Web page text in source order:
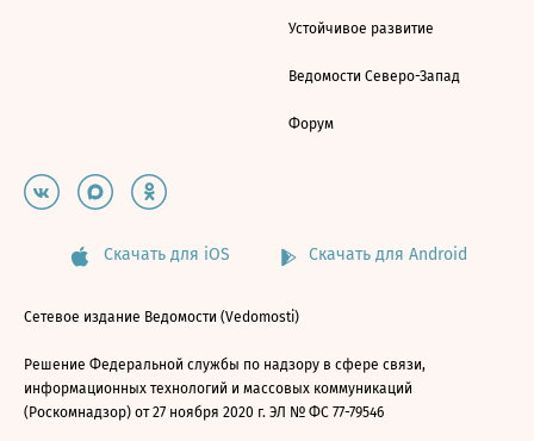
Устойчивое развитие
Ведомости Северо-Запад
Форум
Скачать для iOS Скачать для Android
Сетевое издание Ведомости (Vedomosti)
Решение Федеральной службы по надзору в сфере связи,
информационных технологий и массовых коммуникаций
(Роскомнадзор) от 27 ноября 2020 г. ЭЛ № ФС 77-79546